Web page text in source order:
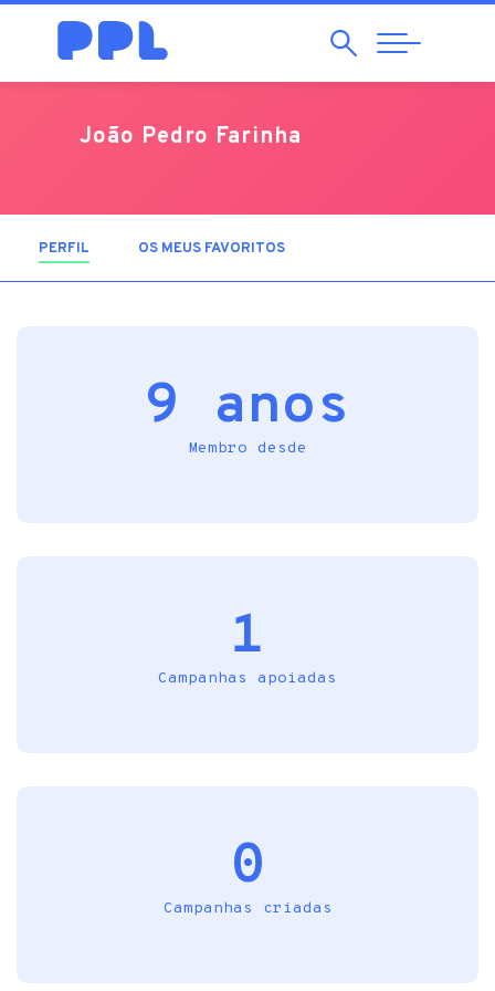
Pesquisar
Abrir
Navegação
João Pedro Farinha
PERFIL (SEPARADOR ATIVO)
OS MEUS FAVORITOS
9 anos
Membro desde
1
Campanhas apoiadas
0
Campanhas criadas